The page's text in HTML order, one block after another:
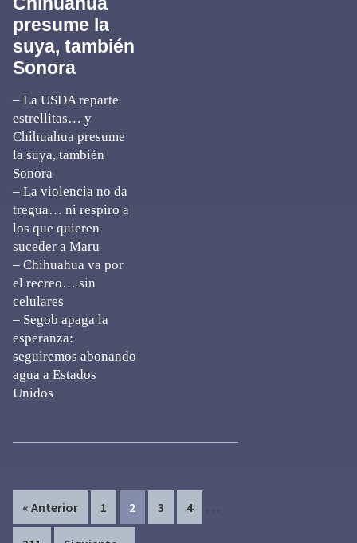
presume la
suya, también
Sonora
– La USDA reparte
estrellitas… y
Chihuahua presume
la suya, también
Sonora
– La violencia no da
tregua… ni respiro a
los que quieren
suceder a Maru
– Chihuahua va por
el recreo… sin
celulares
– Segob apaga la
esperanza:
seguiremos abonando
agua a Estados
Unidos
« Anterior Page
1 Page
2 Page
3 Page
4 …